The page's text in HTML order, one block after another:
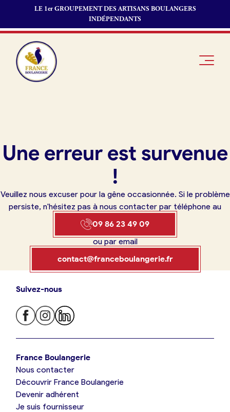
LE 1er GROUPEMENT DES ARTISANS BOULANGERS
INDÉPENDANTS
Je trouve ma boulangerie
Je suis boulanger
Je découvre France Boulangerie
boulanger
Boulangerie
Pourquoi
Je référence
ma
d’emploi
commerce
fournisseur
Une erreur est survenue
!
Veuillez nous excuser pour la gêne occasionnée. Si le problème
persiste, n'hésitez pas à nous contacter par téléphone au
09 86 23 49 09
09 86 23 49 09
ou par email
contact@franceboulangerie.fr
Suivez-nous
France Boulangerie
Nous contacter
Découvrir France Boulangerie
Devenir adhérent
Je suis fournisseur